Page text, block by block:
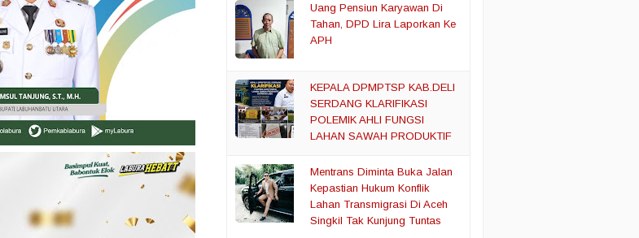
Uang Pensiun Karyawan Di
Tahan, DPD Lira Laporkan Ke
APH
KEPALA DPMPTSP KAB.DELI
SERDANG KLARIFIKASI
POLEMIK AHLI FUNGSI
LAHAN SAWAH PRODUKTIF
Mentrans Diminta Buka Jalan
Kepastian Hukum Konflik
Lahan Transmigrasi Di Aceh
Singkil Tak Kunjung Tuntas